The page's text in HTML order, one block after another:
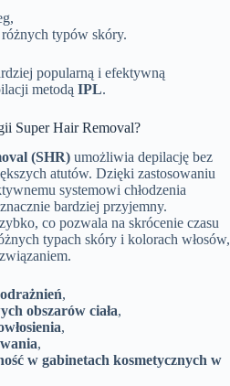
typów skóry.
popularną i efektywną
metodą IPL.
Super Hair Removal?
(SHR) umożliwia depilację bez
atutów. Dzięki zastosowaniu
systemowi chłodzenia
bardziej przyjemny.
co pozwala na skrócenie czasu
typach skóry i kolorach włosów,
,
obszarów ciała,
,
,
w gabinetach kosmetycznych w